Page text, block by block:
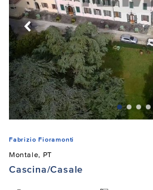
Fabrizio Fioramonti
Montale, PT
Cascina/Casale